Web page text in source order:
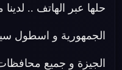
حلها عبر الهاتف ..
الجمهورية و اسطول
الجيزة و جميع